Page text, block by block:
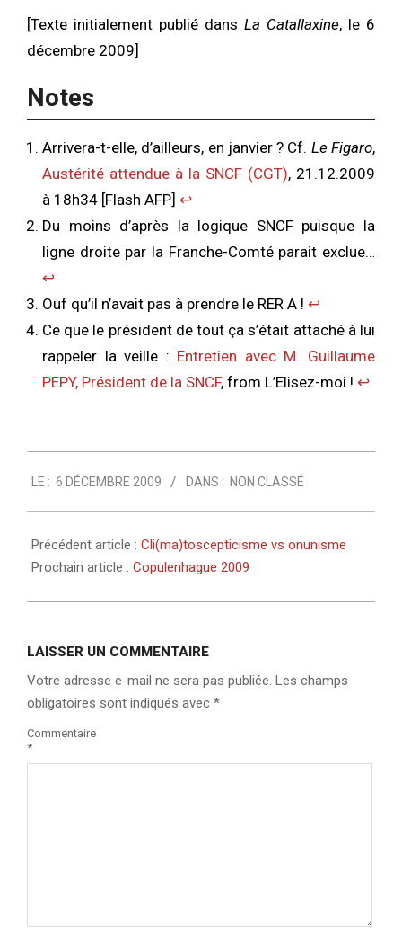
[Texte initialement publié dans La Catallaxine, le 6
décembre 2009]
Notes
Arrivera-t-elle, d’ailleurs, en janvier ? Cf. Le Figaro,
Austérité attendue à la SNCF (CGT), 21.12.2009
à 18h34 [Flash AFP] ↩︎
Du moins d’après la logique SNCF puisque la
ligne droite par la Franche-Comté parait exclue…
↩︎
Ouf qu’il n’avait pas à prendre le RER A ! ↩︎
Ce que le président de tout ça s’était attaché à lui
rappeler la veille : Entretien avec M. Guillaume
PEPY, Président de la SNCF, from L’Elisez-moi ! ↩︎
12-
06
LE : 6 DÉCEMBRE 2009 DANS : NON CLASSÉ
Précédent article : Cli(ma)toscepticisme vs onunisme
Prochain article : Copulenhague 2009
LAISSER UN COMMENTAIRE
Votre adresse e-mail ne sera pas publiée. Les champs
obligatoires sont indiqués avec *
Commentaire
*